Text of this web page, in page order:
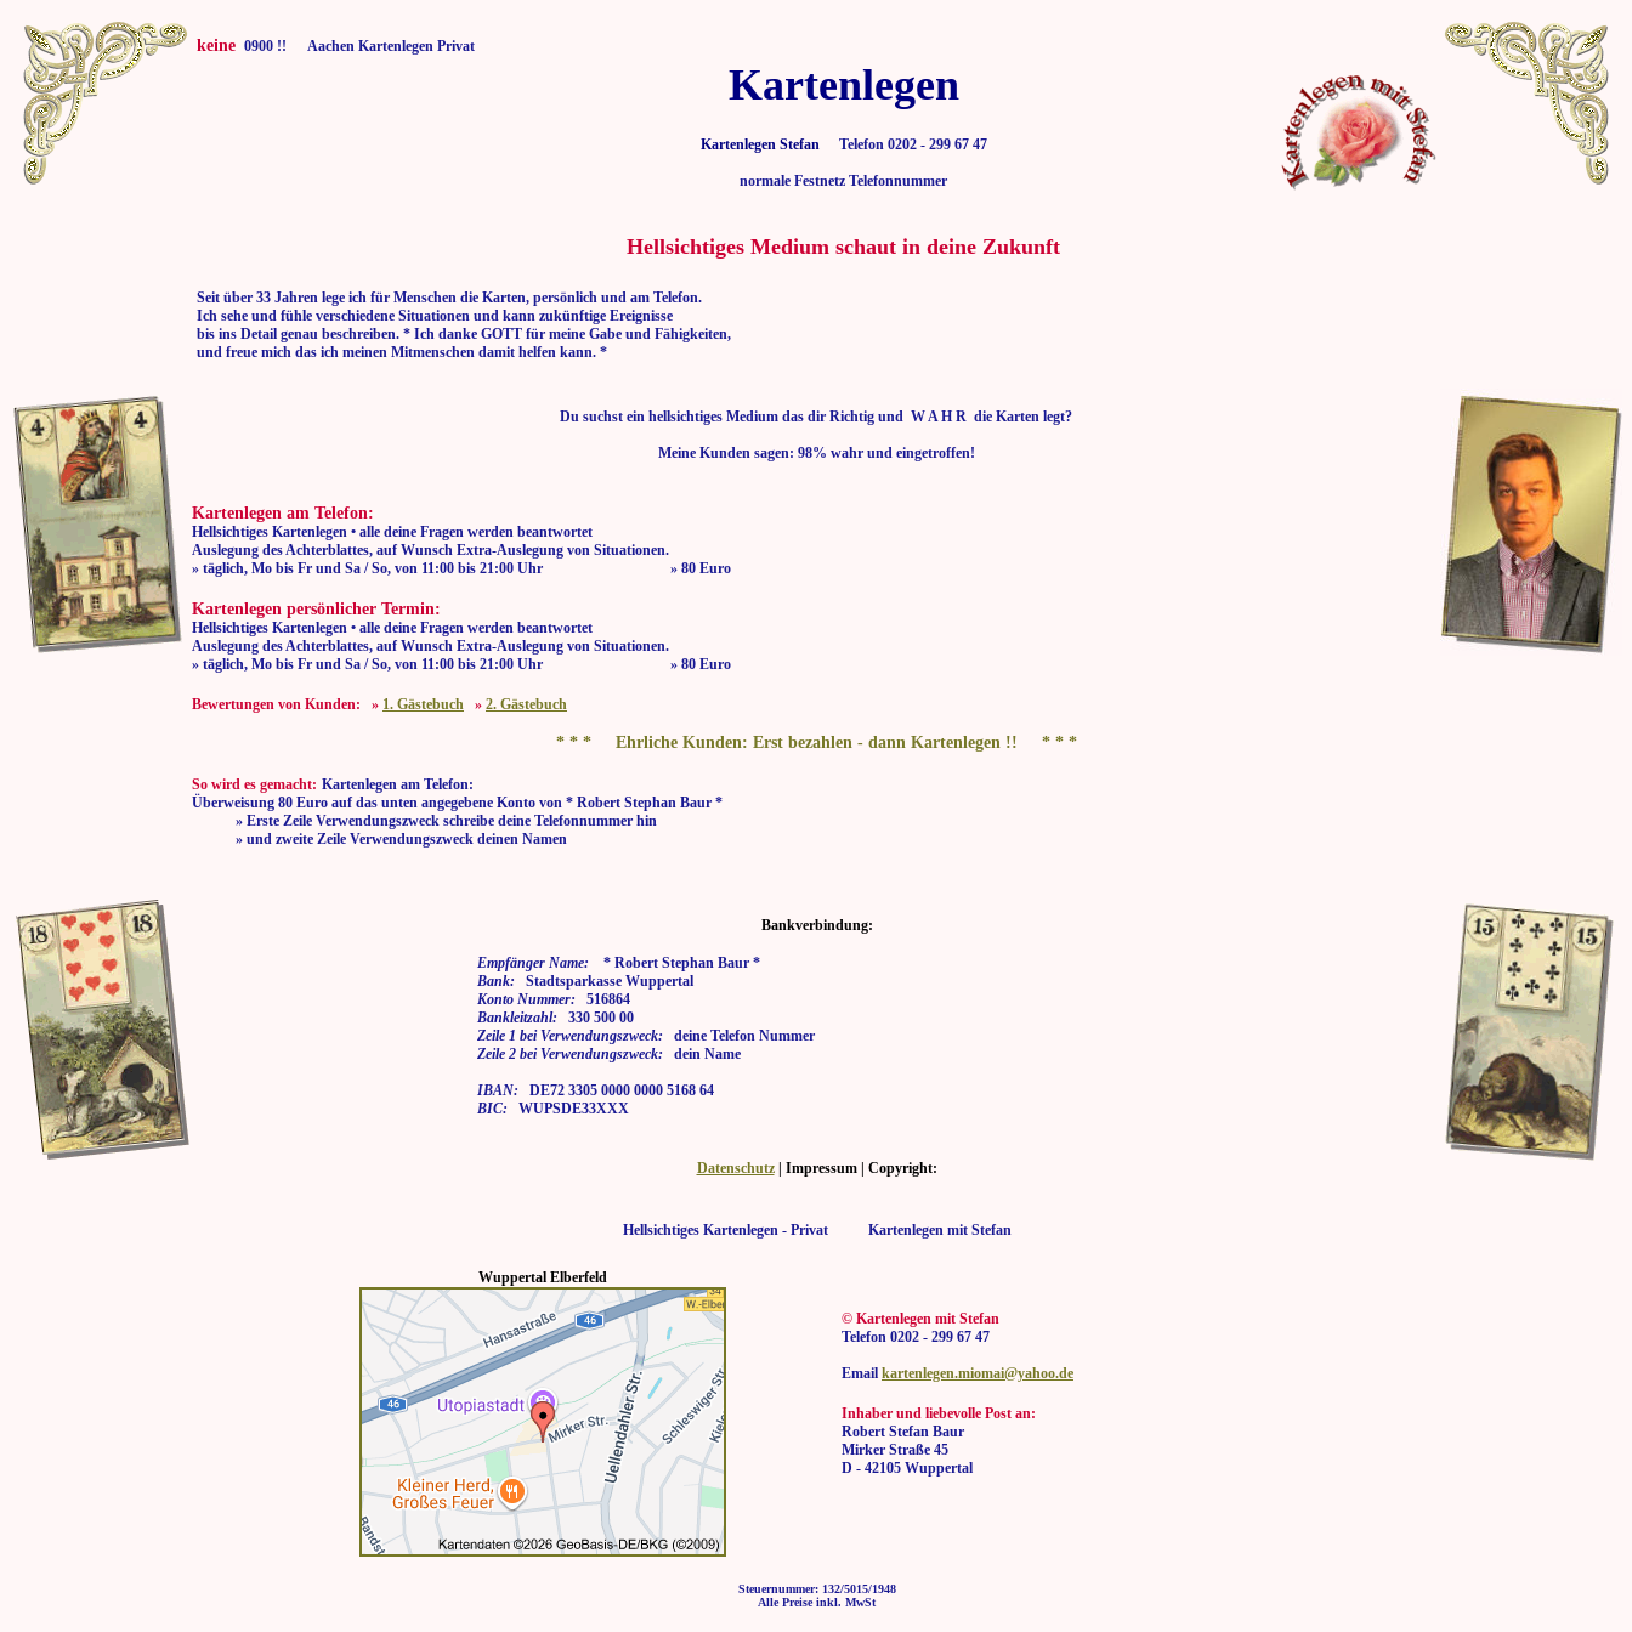
keine 0900 !! Aachen Kartenlegen Privat
Kartenlegen
Kartenlegen Stefan Telefon 0202 - 299 67 47
normale Festnetz Telefonnummer
Hellsichtiges Medium schaut in deine Zukunft
Seit über 33 Jahren lege ich für Menschen die Karten, persönlich und am Telefon.
Ich sehe und fühle verschiedene Situationen und kann zukünftige Ereignisse
bis ins Detail genau beschreiben. * Ich danke GOTT für meine Gabe und Fähigkeiten,
und freue mich das ich meinen Mitmenschen damit helfen kann. *
Du suchst ein hellsichtiges Medium das dir Richtig und W A H R die Karten legt?
Meine Kunden sagen: 98% wahr und eingetroffen!
Kartenlegen am Telefon:
Hellsichtiges Kartenlegen • alle deine Fragen werden beantwortet
Auslegung des Achterblattes, auf Wunsch Extra-Auslegung von Situationen.
» täglich, Mo bis Fr und Sa / So, von 11:00 bis 21:00 Uhr » 80 Euro
Kartenlegen persönlicher Termin:
Hellsichtiges Kartenlegen • alle deine Fragen werden beantwortet
Auslegung des Achterblattes, auf Wunsch Extra-Auslegung von Situationen.
» täglich, Mo bis Fr und Sa / So, von 11:00 bis 21:00 Uhr » 80 Euro
Bewertungen von Kunden: » 1. Gästebuch » 2. Gästebuch
* * * Ehrliche Kunden: Erst bezahlen - dann Kartenlegen !! * * *
So wird es gemacht: Kartenlegen am Telefon:
Überweisung 80 Euro auf das unten angegebene Konto von * Robert Stephan Baur *
» Erste Zeile Verwendungszweck schreibe deine Telefonnummer hin
» und zweite Zeile Verwendungszweck deinen Namen
Bankverbindung:
Empfänger Name: * Robert Stephan Baur *
Bank: Stadtsparkasse Wuppertal
Konto Nummer: 516864
Bankleitzahl: 330 500 00
Zeile 1 bei Verwendungszweck: deine Telefon Nummer
Zeile 2 bei Verwendungszweck: dein Name
IBAN: DE72 3305 0000 0000 5168 64
BIC: WUPSDE33XXX
Datenschutz| Impressum | Copyright:
Hellsichtiges Kartenlegen - Privat Kartenlegen mit Stefan
Wuppertal Elberfeld
© Kartenlegen mit Stefan
Telefon 0202 - 299 67 47
Email kartenlegen.miomai@yahoo.de
Inhaber und liebevolle Post an:
Robert Stefan Baur
Mirker Straße 45
D - 42105 Wuppertal
Steuernummer: 132/5015/1948
Alle Preise inkl. MwSt